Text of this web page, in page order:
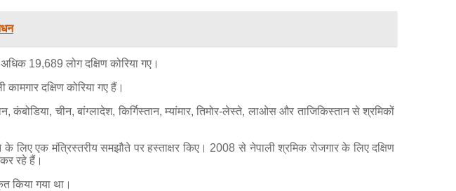
19,689 लोग दक्षिण कोरिया गए।
दक्षिण कोरिया गए हैं।
कंबोडिया, चीन, बांग्लादेश, किर्गिस्तान, म्यांमार, तिमोर-लेस्ते, लाओस और ताजिकिस्तान से श्रमिकों
लिए एक मंत्रिस्तरीय समझौते पर हस्ताक्षर किए। 2008 से नेपाली श्रमिक रोजगार के लिए दक्षिण
रहे हैं।
किया गया था।